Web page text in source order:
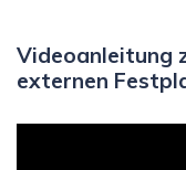
Videoanleitung
externen